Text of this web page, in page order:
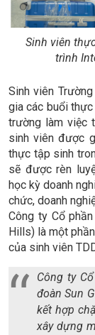
Sinh viên
trình
Sinh viên
gia các buổi
trường làm việc
sinh viên được
thực tập sinh
sẽ được rèn
học kỳ doanh
chức, doanh
Công ty Cổ
Hills) là một
của sinh viên
Công ty
đoàn Sun
kết hợp
xây dựng